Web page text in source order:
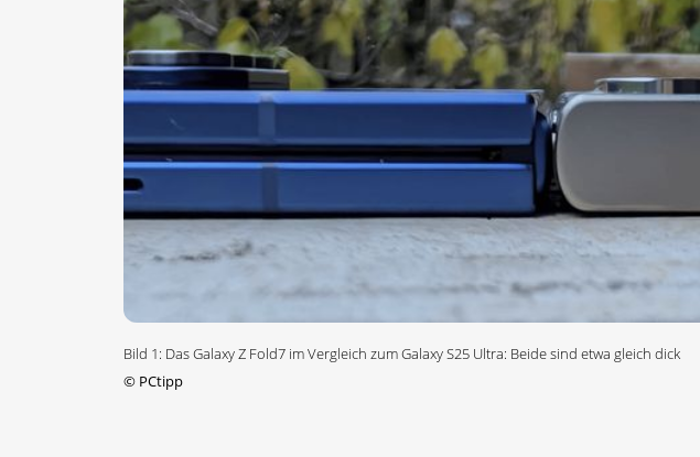
Bild 1: Das Galaxy Z Fold7 im Vergleich zum Galaxy S25 Ultra: Beide sind etwa gleich dick
© PCtipp